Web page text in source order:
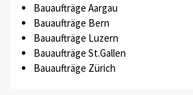
Bauaufträge Aargau
Bauaufträge Bern
Bauaufträge Luzern
Bauaufträge St.Gallen
Bauaufträge Zürich